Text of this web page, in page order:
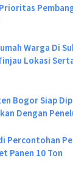
Warga Di
Lokasi
Bogor Siap
Dengan
Percontohan
Panen 10 Ton